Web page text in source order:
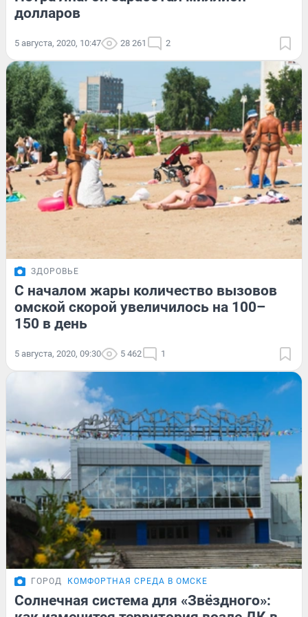
долларов
5 августа, 2020, 10:47 28 261 2
ЗДОРОВЬЕ
С началом жары количество вызовов
омской скорой увеличилось на 100–
150 в день
5 августа, 2020, 09:30 5 462 1
ГОРОД КОМФОРТНАЯ СРЕДА В ОМСКЕ
Солнечная система для «Звёздного»: